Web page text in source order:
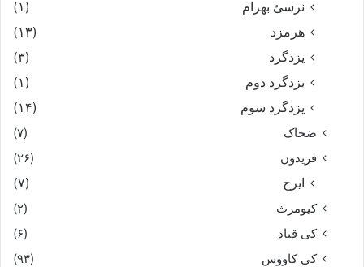
نرسئ بهرام‏
(۱)
هرمزد
(۱۳)
یزدگرد
(۳)
یزدگرد دوم
(۱)
یزدگرد سوم
(۱۴)
ضحاک
(۷)
فریدون
(۲۶)
ایرج
(۷)
کیومرث
(۲)
کی قباد
(۶)
کی کاووس
(۹۳)